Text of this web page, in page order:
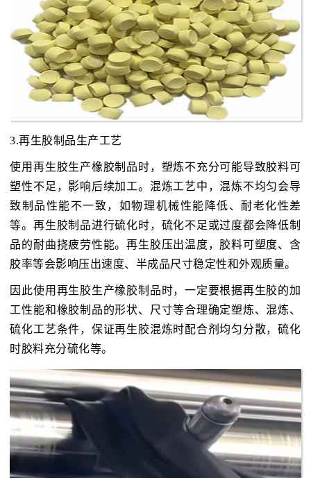
3.再生胶制品生产工艺
使用再生胶生产橡胶制品时，塑炼不充分可能导致胶料可
塑性不足，影响后续加工。混炼工艺中，混炼不均匀会导
致制品性能不一致，如物理机械性能降低、耐老化性差
等。再生胶制品进行硫化时，硫化不足或过度都会降低制
品的耐曲挠疲劳性能。再生胶压出温度，胶料可塑度、含
胶率等会影响压出速度、半成品尺寸稳定性和外观质量。
因此使用再生胶生产橡胶制品时，一定要根据再生胶的加
工性能和橡胶制品的形状、尺寸等合理确定塑炼、混炼、
硫化工艺条件，保证再生胶混炼时配合剂均匀分散，硫化
时胶料充分硫化等。